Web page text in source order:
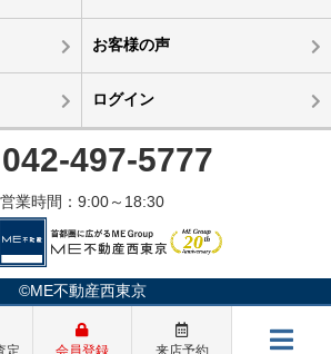
お客様の声
ログイン
042-497-5777
営業時間：9:00～18:30
©ME不動産西東京
定 会員登録 来店予約